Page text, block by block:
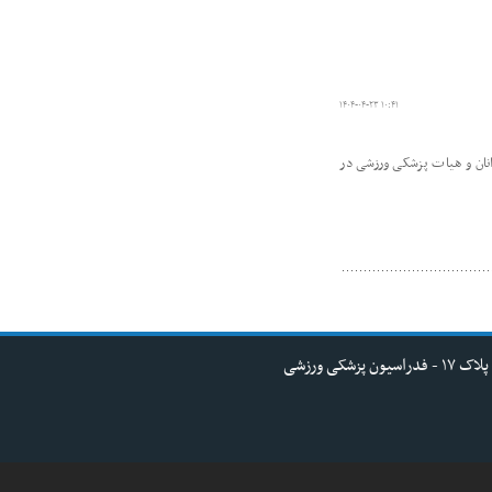
۱۴۰۴-۰۴-۲۳ ۱۰:۴۱
اداره کل ورزش و جوانان و هیات پزشکی ورزشی در
ورزشی